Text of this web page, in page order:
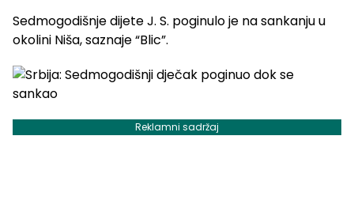
Sedmogodišnje dijete J. S. poginulo je na sankanju u
okolini Niša, saznaje “Blic”.
Reklamni sadržaj